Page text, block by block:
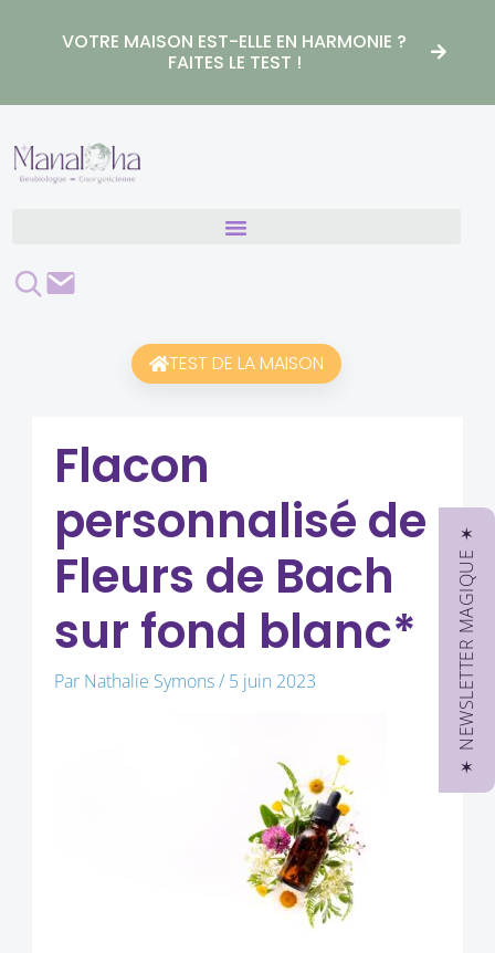
VOTRE MAISON EST-ELLE EN HARMONIE ?
FAITES LE TEST !
Rechercher
Contact
TEST DE LA MAISON
Flacon
personnalisé de
Fleurs de Bach
sur fond blanc*
Par Nathalie Symons/ 5 juin 2023 ✶ NEWSLETTER MAGIQUE ✶